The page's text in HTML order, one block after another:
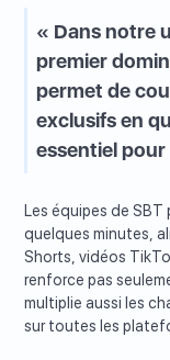
« Dans notre
premier
permet de
exclusifs en
essentiel
Les équipes de
quelques minutes,
Shorts, vidéos
renforce pas
multiplie aussi les
sur toutes les